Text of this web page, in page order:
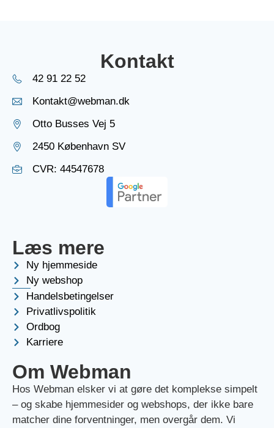
Kontakt
42 91 22 52
Kontakt@webman.dk
Otto Busses Vej 5
2450 København SV
CVR: 44547678
Læs mere
Ny hjemmeside
Ny webshop
Handelsbetingelser
Privatlivspolitik
Ordbog
Karriere
Om Webman
Hos Webman elsker vi at gøre det komplekse simpelt
– og skabe hjemmesider og webshops, der ikke bare
matcher dine forventninger, men overgår dem. Vi